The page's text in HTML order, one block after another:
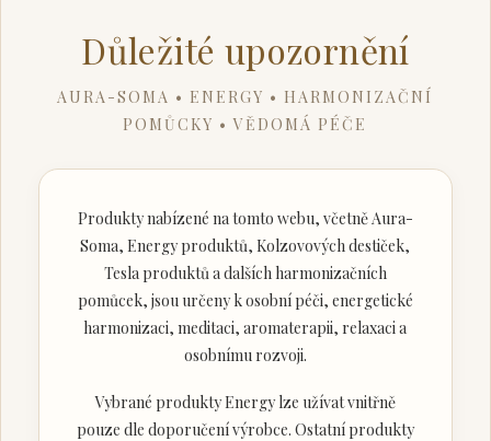
Důležité upozornění
AURA-SOMA • ENERGY • HARMONIZAČNÍ
POMŮCKY • VĚDOMÁ PÉČE
Produkty nabízené na tomto webu, včetně Aura-
Soma, Energy produktů, Kolzovových destiček,
Tesla produktů a dalších harmonizačních
pomůcek, jsou určeny k osobní péči, energetické
harmonizaci, meditaci, aromaterapii, relaxaci a
osobnímu rozvoji.
Vybrané produkty Energy lze užívat vnitřně
pouze dle doporučení výrobce. Ostatní produkty